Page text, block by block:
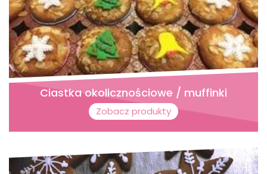
Ciastka okolicznościowe / muffinki
Zobacz produkty